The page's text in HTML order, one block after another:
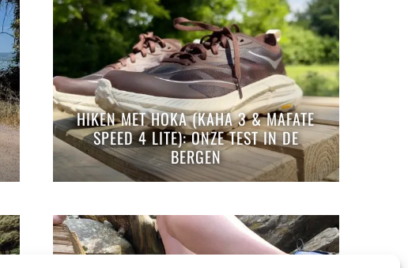
HIKEN MET HOKA (KAHA 3 & MAFATE
SPEED 4 LITE): ONZE TEST IN DE
BERGEN